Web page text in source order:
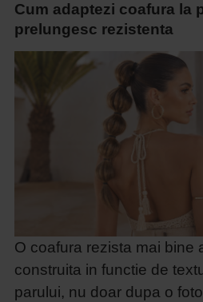
Cum adaptezi coafura la
prelungesc rezistenta
O coafura rezista mai bine
construita in functie de
parului, nu doar dupa o